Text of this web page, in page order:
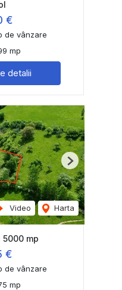
€
de vânzare
mp
detalii
Video Harta
Next
5000 mp
€
de vânzare
mp